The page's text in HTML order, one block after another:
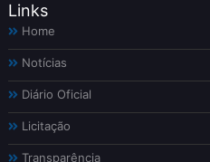
Links
Home
Notícias
Diário Oficial
Licitação
Transparência